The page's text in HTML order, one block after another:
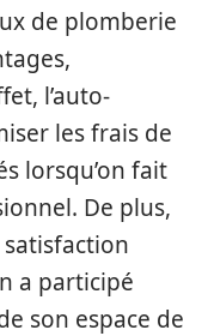
de plomberie
l’auto-
les frais de
lorsqu’on fait
De plus,
a participé
son espace de